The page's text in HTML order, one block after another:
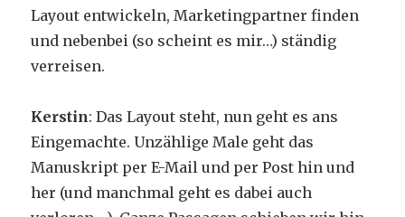
Layout entwickeln, Marketingpartner finden
und nebenbei (so scheint es mir…) ständig
verreisen.
Kerstin: Das Layout steht, nun geht es ans
Eingemachte. Unzählige Male geht das
Manuskript per E-Mail und per Post hin und
her (und manchmal geht es dabei auch